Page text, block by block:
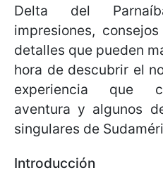
Delta del
impresiones,
detalles que pueden
hora de descubrir el
experiencia que
aventura y algunos
singulares de
Introducción